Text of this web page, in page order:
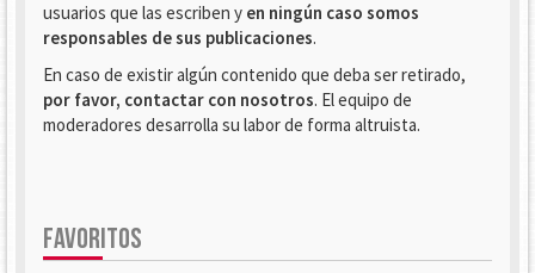
usuarios que las escriben y en ningún caso somos
responsables de sus publicaciones.
En caso de existir algún contenido que deba ser retirado,
por favor, contactar con nosotros. El equipo de
moderadores desarrolla su labor de forma altruista.
FAVORITOS